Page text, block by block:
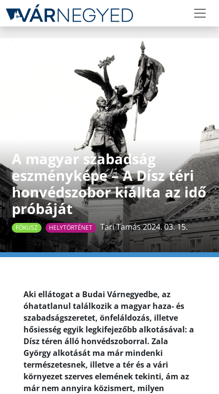
A magyar szabadság
eszményképe – A Dísz téri
honvédszobor kiállta az idő
próbáját
FÓKUSZ HELYTÖRTÉNET Tari Tamás 2024. 03. 15.
Aki ellátogat a Budai Várnegyedbe, az
óhatatlanul találkozik a magyar haza- és
szabadságszeretet, önfeláldozás, illetve
hősiesség egyik legkifejezőbb alkotásával: a
Dísz téren álló honvédszoborral. Zala
György alkotását ma már mindenki
természetesnek, illetve a tér és a vári
környezet szerves elemének tekinti, ám az
már nem annyira közismert, milyen